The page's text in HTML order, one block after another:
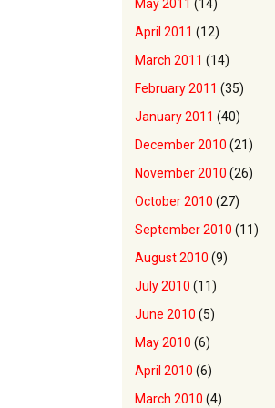
May 2011 (14)
April 2011 (12)
March 2011 (14)
February 2011 (35)
January 2011 (40)
December 2010 (21)
November 2010 (26)
October 2010 (27)
September 2010 (11)
August 2010 (9)
July 2010 (11)
June 2010 (5)
May 2010 (6)
April 2010 (6)
March 2010 (4)